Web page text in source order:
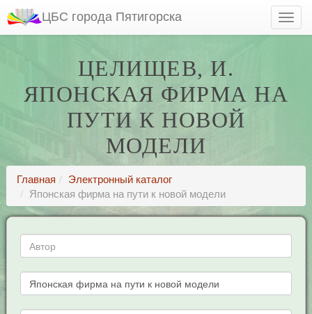
ЦБС города Пятигорска
ЦЕЛИЩЕВ, И.
ЯПОНСКАЯ ФИРМА НА
ПУТИ К НОВОЙ
МОДЕЛИ
Главная
Электронный каталог
Японская фирма на пути к новой модели